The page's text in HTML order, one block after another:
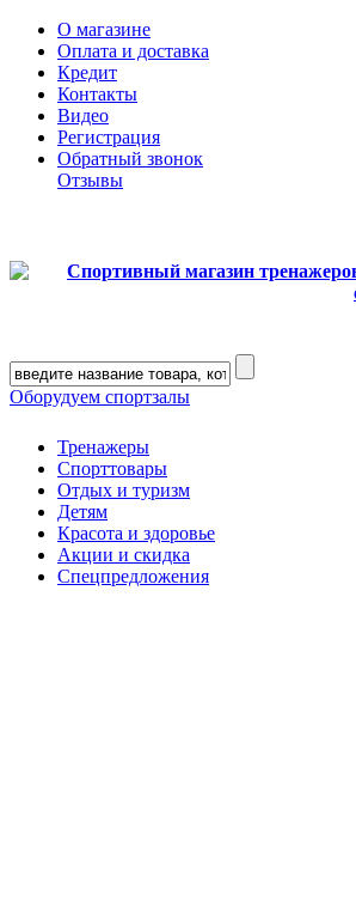
О магазине
Оплата и доставка
Кредит
Контакты
Видео
Регистрация
Обратный звонок
Отзывы
Оборудуем спортзалы
Тренажеры
Спорттовары
Отдых и туризм
Детям
Красота и здоровье
Акции и скидка
Спецпредложения